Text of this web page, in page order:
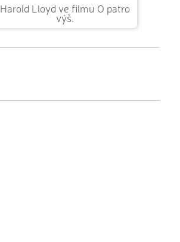
Harold Lloyd ve filmu O patro
výš.